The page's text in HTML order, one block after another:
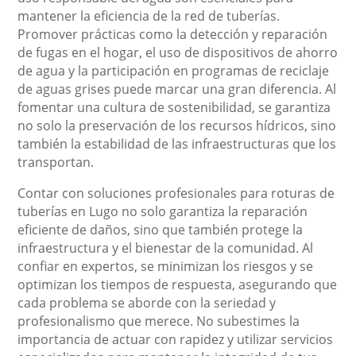
mantener la eficiencia de la red de tuberías.
Promover prácticas como la detección y reparación
de fugas en el hogar, el uso de dispositivos de ahorro
de agua y la participación en programas de reciclaje
de aguas grises puede marcar una gran diferencia. Al
fomentar una cultura de sostenibilidad, se garantiza
no solo la preservación de los recursos hídricos, sino
también la estabilidad de las infraestructuras que los
transportan.
Contar con soluciones profesionales para roturas de
tuberías en Lugo no solo garantiza la reparación
eficiente de daños, sino que también protege la
infraestructura y el bienestar de la comunidad. Al
confiar en expertos, se minimizan los riesgos y se
optimizan los tiempos de respuesta, asegurando que
cada problema se aborde con la seriedad y
profesionalismo que merece. No subestimes la
importancia de actuar con rapidez y utilizar servicios